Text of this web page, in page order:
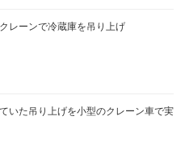
レーンで冷蔵庫を吊り上げ
いた吊り上げを小型のクレーン車で実